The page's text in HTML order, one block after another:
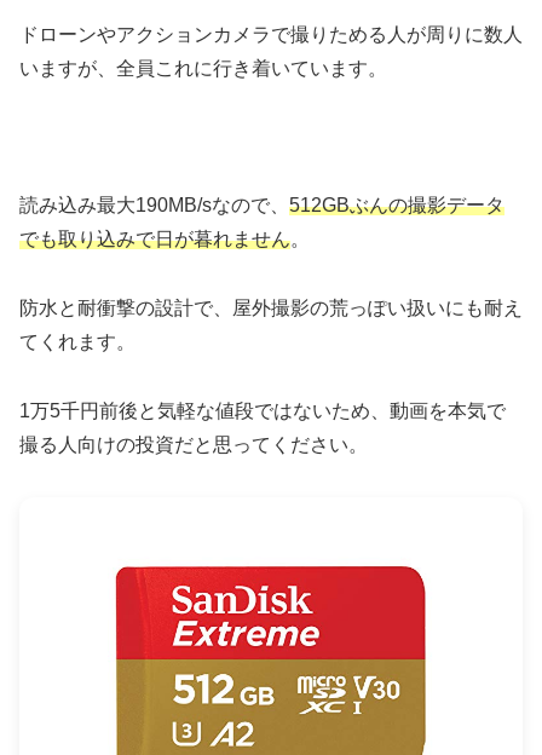
ドローンやアクションカメラで撮りためる人が周りに数人
いますが、全員これに行き着いています。
読み込み最大190MB/sなので、 512GBぶんの撮影データ
でも取り込みで日が暮れません。
防水と耐衝撃の設計で、屋外撮影の荒っぽい扱いにも耐え
てくれます。
1万5千円前後と気軽な値段ではないため、動画を本気で
撮る人向けの投資だと思ってください。